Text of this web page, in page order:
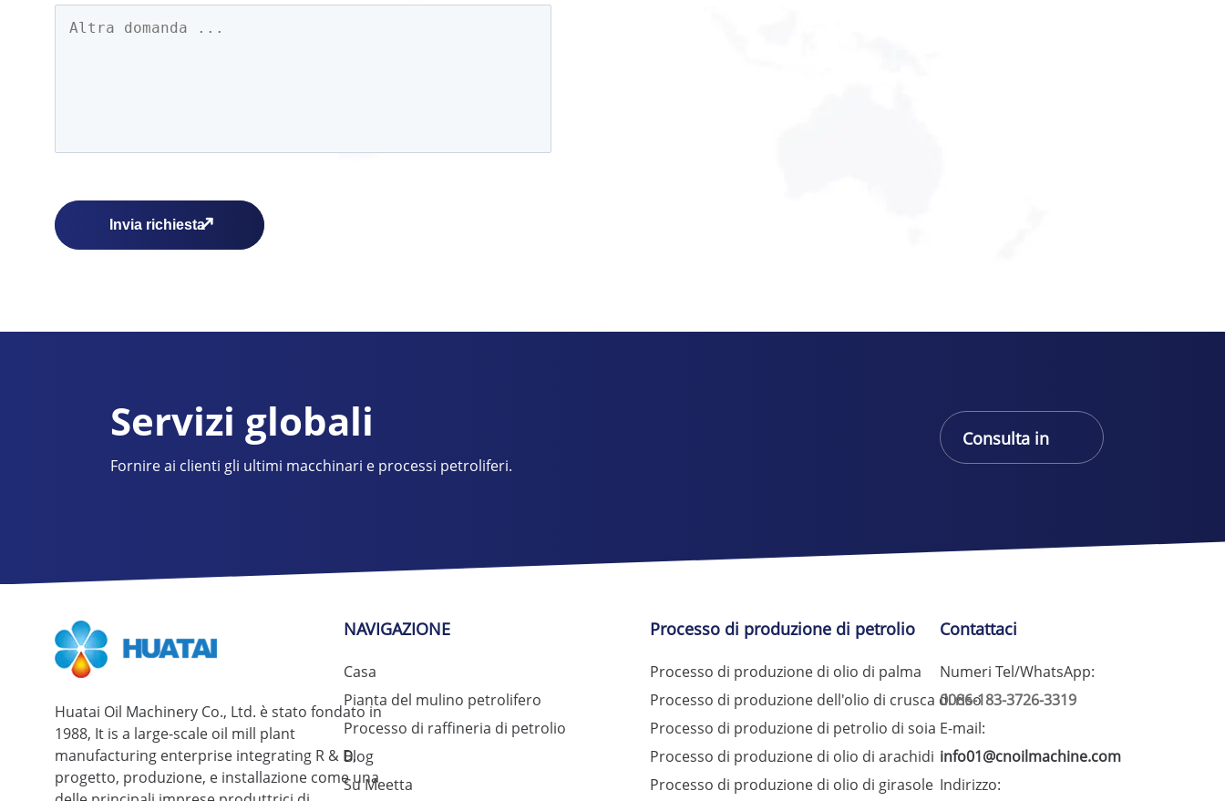
Servizi globali
Fornire ai clienti gli ultimi macchinari e processi petroliferi.
Consulta in
Huatai Oil Machinery Co., Ltd. è stato fondato in
1988, It is a large-scale oil mill plant
manufacturing enterprise integrating R & D,
progetto, produzione, e installazione come una
NAVIGAZIONE
Casa
Pianta del mulino petrolifero
Processo di raffineria di petrolio
Blog
Su Meetta
Processo di produzione di petrolio
Processo di produzione di olio di palma
Processo di produzione dell'olio di crusca di riso
Processo di produzione di petrolio di soia
Processo di produzione di olio di arachidi
Processo di produzione di olio di girasole
Contattaci
Numeri Tel/WhatsApp:
0086-183-3726-3319
E-mail:
info01@cnoilmachine.com
Indirizzo: